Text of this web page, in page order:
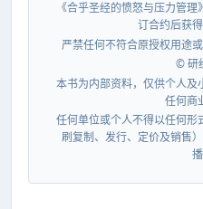
《合乎圣经的愤怒与压力管
订合约后获
严禁任何不符合原授权用途
© 研
本书为内部资料，仅供个人
任何商
任何单位或个人不得以任何形
刷复制、发行、定价及销售
播